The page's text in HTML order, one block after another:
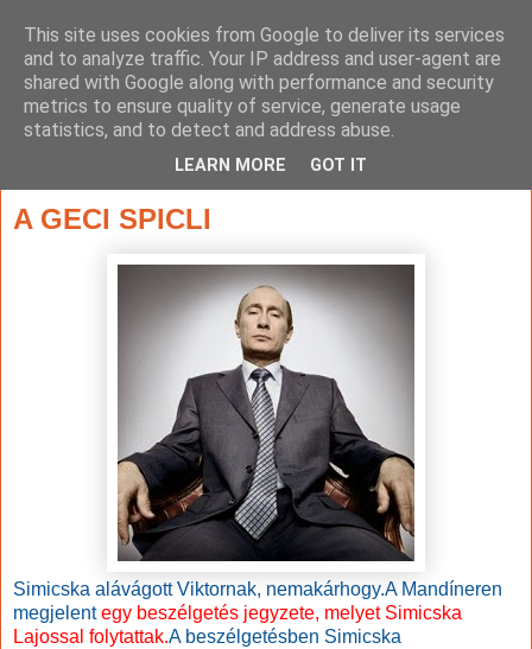
A GECI SPICLI
Simicska alávágott Viktornak, nemakárhogy.A Mandíneren
megjelent egy beszélgetés jegyzete, melyet Simicska
Lajossal folytattak.A beszélgetésben Simicska
This site uses cookies from Google to deliver its services
and to analyze traffic. Your IP address and user-agent are
shared with Google along with performance and security
metrics to ensure quality of service, generate usage
statistics, and to detect and address abuse.
LEARN MORE GOT IT